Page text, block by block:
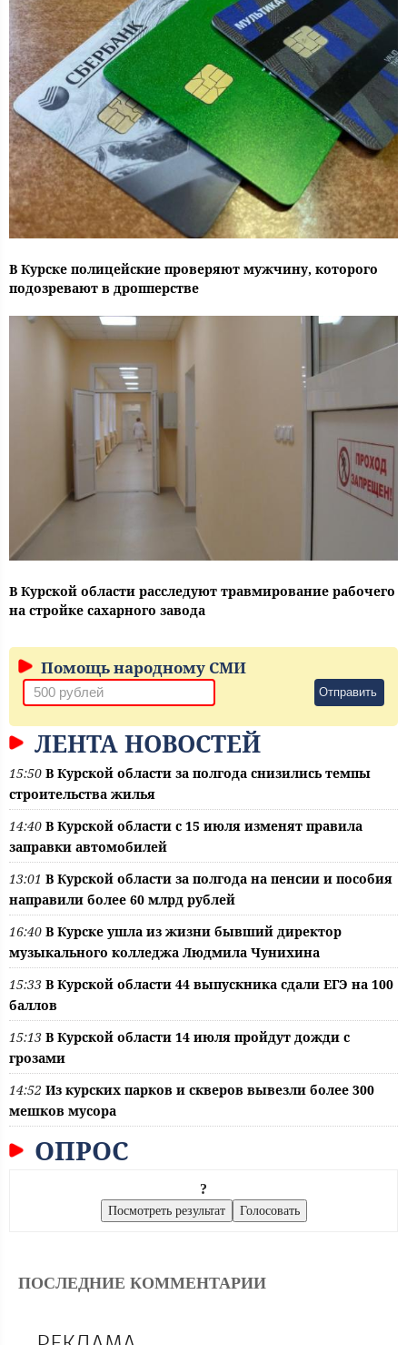
В Курске полицейские проверяют мужчину, которого
подозревают в дропперстве
В Курской области расследуют травмирование рабочего
на стройке сахарного завода
Помощь народному СМИ
Отправить
ЛЕНТА НОВОСТЕЙ
15:50 В Курской области за полгода снизились темпы
строительства жилья
14:40 В Курской области с 15 июля изменят правила
заправки автомобилей
13:01 В Курской области за полгода на пенсии и пособия
направили более 60 млрд рублей
16:40 В Курске ушла из жизни бывший директор
музыкального колледжа Людмила Чунихина
15:33 В Курской области 44 выпускника сдали ЕГЭ на 100
баллов
15:13 В Курской области 14 июля пройдут дожди с
грозами
14:52 Из курских парков и скверов вывезли более 300
мешков мусора
ОПРОС
?
ПОСЛЕДНИЕ КОММЕНТАРИИ